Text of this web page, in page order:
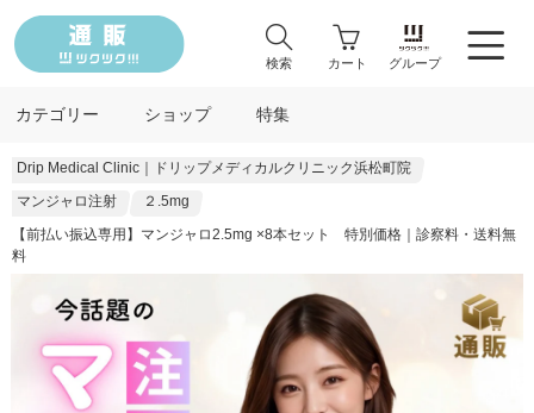
検索 カート グループ
カテゴリー ショップ 特集
Drip Medical Clinic｜ドリップメディカルクリニック浜松町院
マンジャロ注射
２.5mg
【前払い振込専用】マンジャロ2.5mg ×8本セット 特別価格｜診察料・送料無
料